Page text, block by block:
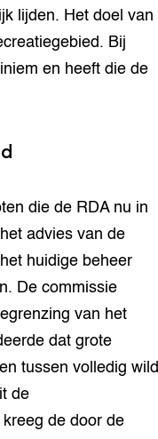
lijden. Het doel van
Bij
en heeft die de
die de RDA nu in
advies van de
huidige beheer
De commissie
van het
dat grote
tussen volledig wild
de
de door de